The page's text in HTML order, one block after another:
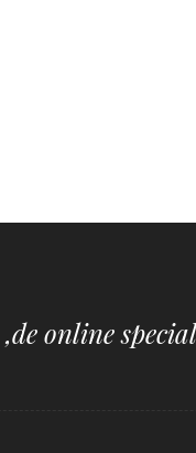
,de online